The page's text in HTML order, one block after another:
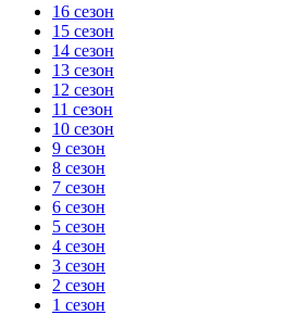
16 сезон
15 сезон
14 сезон
13 сезон
12 сезон
11 сезон
10 сезон
9 сезон
8 сезон
7 сезон
6 сезон
5 сезон
4 сезон
3 сезон
2 сезон
1 сезон